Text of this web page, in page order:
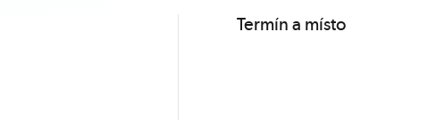
Termín a místo